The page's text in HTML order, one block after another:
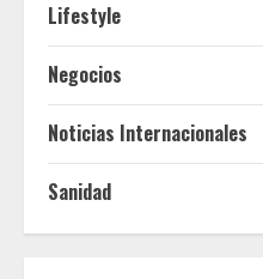
Lifestyle
Negocios
Noticias Internacionales
Sanidad